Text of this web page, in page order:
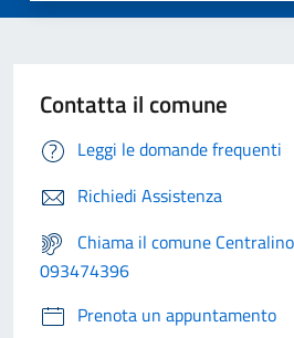
Contatta il comune
Leggi le domande frequenti
Richiedi Assistenza
Chiama il comune
093474396
Prenota un appuntamento